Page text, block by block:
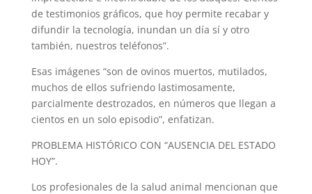
de testimonios gráficos, que hoy permite recabar y
difundir la tecnología, inundan un día sí y otro
también, nuestros teléfonos”.
Esas imágenes “son de ovinos muertos, mutilados,
muchos de ellos sufriendo lastimosamente,
parcialmente destrozados, en números que llegan a
cientos en un solo episodio”, enfatizan.
PROBLEMA HISTÓRICO CON “AUSENCIA DEL ESTADO
HOY”.
Los profesionales de la salud animal mencionan que